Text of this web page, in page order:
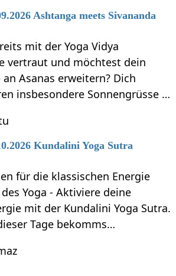
Ashtanga meets Sivananda
mit der Yoga Vidya
vertraut und möchtest dein
Asanas erweitern? Dich
insbesondere Sonnengrüsse …
Kundalini Yoga Sutra
für die klassischen Energie
Yoga - Aktiviere deine
mit der Kundalini Yoga Sutra.
Tage bekomms…